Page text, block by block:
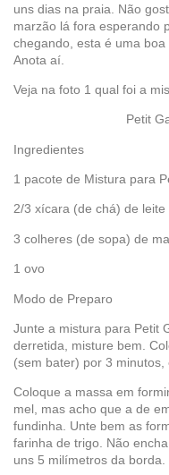
uns dias na praia. Não
marzão lá fora esperando
chegando, esta é uma
Anota aí.
Veja na foto 1 qual foi a
Petit
Ingredientes
1 pacote de Mistura para
2/3 xícara (de chá) de leite
3 colheres (de sopa) de
1 ovo
Modo de Preparo
Junte a mistura para Petit
derretida, misture bem.
(sem bater) por 3 minutos,
Coloque a massa em
mel, mas acho que a de
fundinha. Unte bem as
farinha de trigo. Não
uns 5 milímetros da borda.